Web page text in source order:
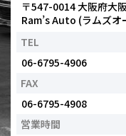
〒547-0014 大阪府大
Ram’s Auto (ラムズオ
TEL
06-6795-4906
FAX
06-6795-4908
営業時間